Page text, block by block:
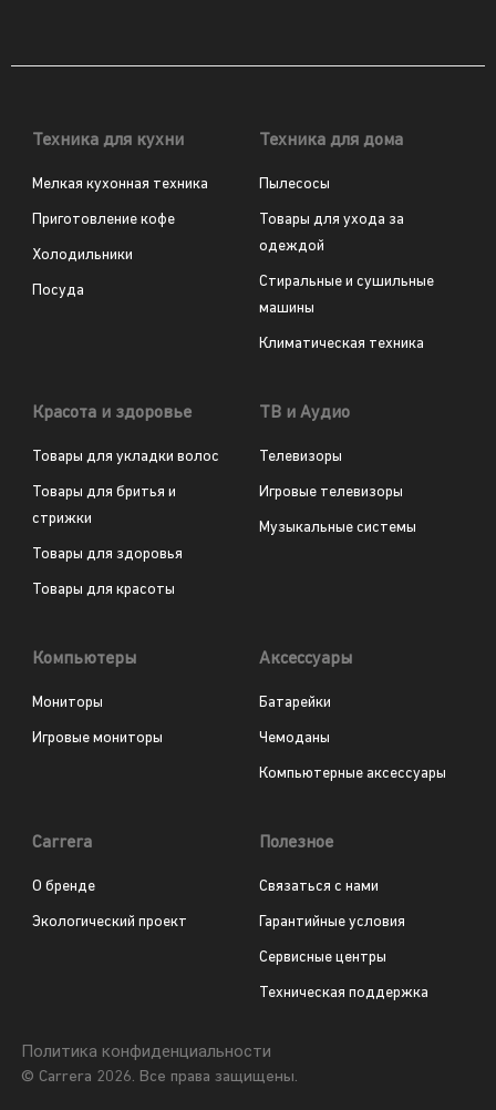
Техника для кухни
Мелкая кухонная техника
Приготовление кофе
Холодильники
Посуда
Техника для дома
Пылесосы
Товары для ухода за
одеждой
Стиральные и сушильные
машины
Климатическая техника
Красота и здоровье
Товары для укладки волос
Товары для бритья и
стрижки
Товары для здоровья
Товары для красоты
ТВ и Аудио
Телевизоры
Игровые телевизоры
Музыкальные системы
Компьютеры
Мониторы
Игровые мониторы
Аксессуары
Батарейки
Чемоданы
Компьютерные аксессуары
Carrera
О бренде
Экологический проект
Полезное
Связаться с нами
Гарантийные условия
Сервисные центры
Техническая поддержка
© Carrera 2026. Все права защищены.
Политика конфиденциальности